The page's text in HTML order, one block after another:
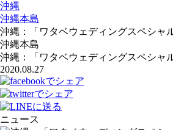
沖縄
沖縄本島
沖縄：「ワタベウェディングスペシャ
沖縄本島
沖縄：「ワタベウェディングスペシャ
2020.08.27
ニュース